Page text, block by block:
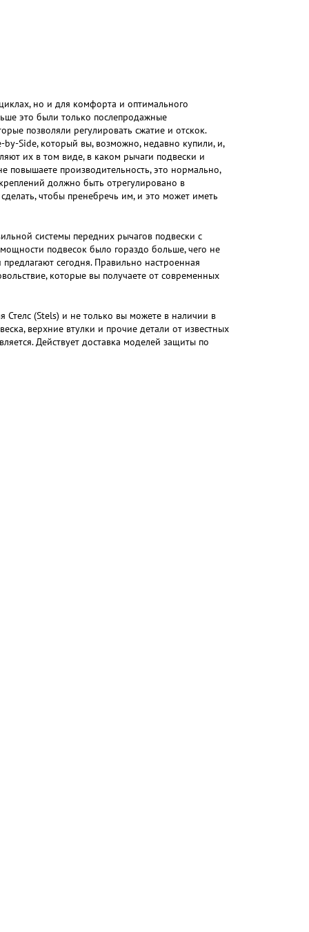
но и для комфорта и оптимального
это были только послепродажные
позволяли регулировать сжатие и отскок.
Side, который вы, возможно, недавно купили, и,
их в том виде, в каком рычаги подвески и
повышаете производительность, это нормально,
должно быть отрегулировано в
чтобы пренебречь им, и это может иметь
системы передних рычагов подвески с
подвесок было гораздо больше, чего не
сегодня. Правильно настроенная
которые вы получаете от современных
Стелс (Stels) и не только вы можете в наличии в
верхние втулки и прочие детали от известных
Действует доставка моделей защиты по